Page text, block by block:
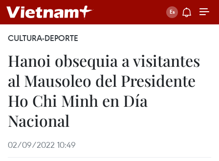
CULTURA-DEPORTE
Hanoi obsequia a visitantes
al Mausoleo del Presidente
Ho Chi Minh en Día
Nacional
02/09/2022 10:49